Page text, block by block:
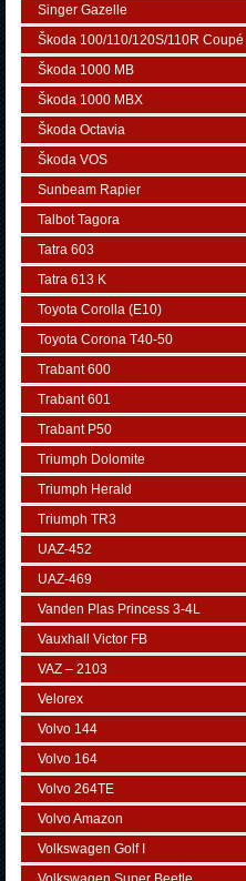
Singer Gazelle
Škoda 100/110/120S/110R Coupé
Škoda 1000 MB
Škoda 1000 MBX
Škoda Octavia
Škoda VOS
Sunbeam Rapier
Talbot Tagora
Tatra 603
Tatra 613 K
Toyota Corolla (E10)
Toyota Corona T40-50
Trabant 600
Trabant 601
Trabant P50
Triumph Dolomite
Triumph Herald
Triumph TR3
UAZ-452
UAZ-469
Vanden Plas Princess 3-4L
Vauxhall Victor FB
VAZ – 2103
Velorex
Volvo 144
Volvo 164
Volvo 264TE
Volvo Amazon
Volkswagen Golf I